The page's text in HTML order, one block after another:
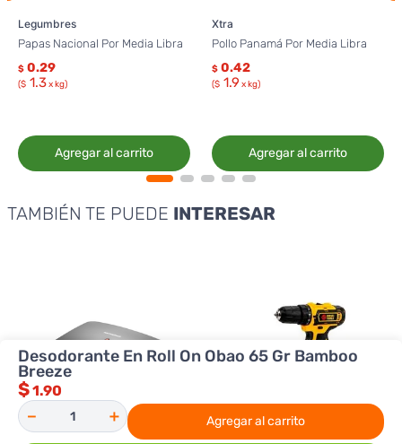
Legumbres
Papas Nacional Por Media Libra
$ 0.29
($ 1.3x kg)
Agregar al carrito
Xtra
Pollo Panamá Por Media Libra
$ 0.42
($ 1.9 x kg)
Agregar al carrito
TAMBIÉN TE PUEDE INTERESAR
Desodorante En Roll On Obao 65 Gr Bamboo
Breeze
$1.90
＋
－ Agregar al carrito